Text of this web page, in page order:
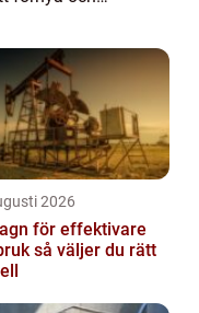
e...
2026
för effektivare
du rätt